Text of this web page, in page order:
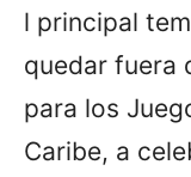
l principal
quedar fuera
para los
Caribe, a